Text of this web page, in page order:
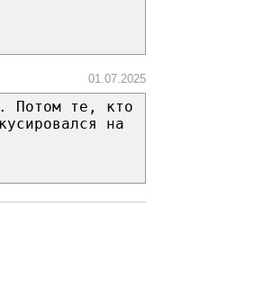
01.07.2025
Потом те, кто
на